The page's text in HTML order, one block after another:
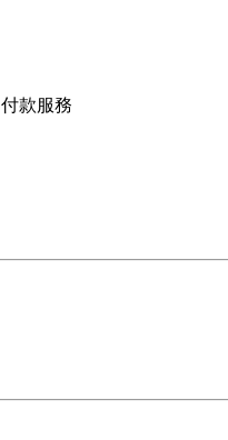
款服務